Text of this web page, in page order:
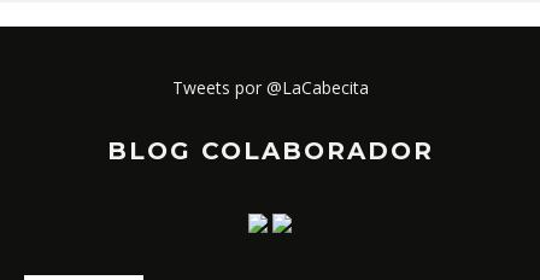
Tweets por @LaCabecita
BLOG COLABORADOR